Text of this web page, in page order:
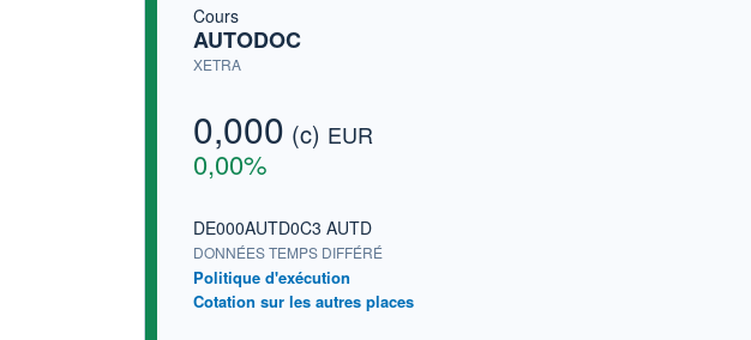
Cours
AUTODOC
XETRA
0,000 (c) EUR
0,00%
DE000AUTD0C3 AUTD
DONNÉES TEMPS DIFFÉRÉ
Politique d'exécution
Cotation sur les autres places